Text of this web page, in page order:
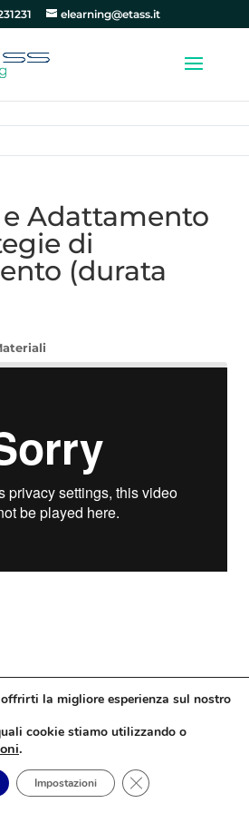
elearning@etass.it
e Adattamento
di
(durata
la migliore esperienza sul nostro
cookie stiamo utilizzando o
.
Impostazioni Close GDPR